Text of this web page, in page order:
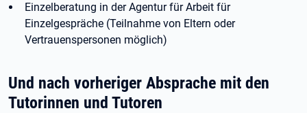
Einzelberatung in der Agentur für Arbeit für
Einzelgespräche (Teilnahme von Eltern oder
Vertrauenspersonen möglich)
Und nach vorheriger Absprache mit den
Tutorinnen und Tutoren